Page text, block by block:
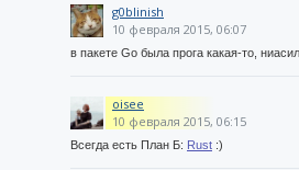
g0blinish
10 февраля 2015, 06:07
в пакете Go была прога какая-то,
oisee
10 февраля 2015, 06:15
Всегда есть План Б: Rust :)